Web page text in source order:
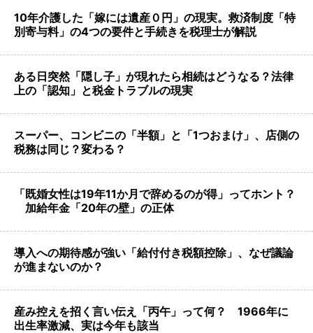
10年介護した「嫁には遺産０円」の現実。救済制度「特
別寄与料」の4つの要件と手続きを税理士が解説
ある日突然「隠し子」が現れたら相続はどうなる？法律
上の「認知」と税金トラブルの現実
スーパー、コンビニの「半額」と「1つおまけ」、店側の
税務は同じ？変わる？
「既婚女性は19年11か月で辞めるのが得」ってホント？
加給年金「20年の壁」の正体
導入への期待感が強い「給付付き税額控除」、なぜ議論
が進まないのか？
産み控えを招く言い伝え「丙午」って何？ 1966年に
出生率激減、実は今年も該当